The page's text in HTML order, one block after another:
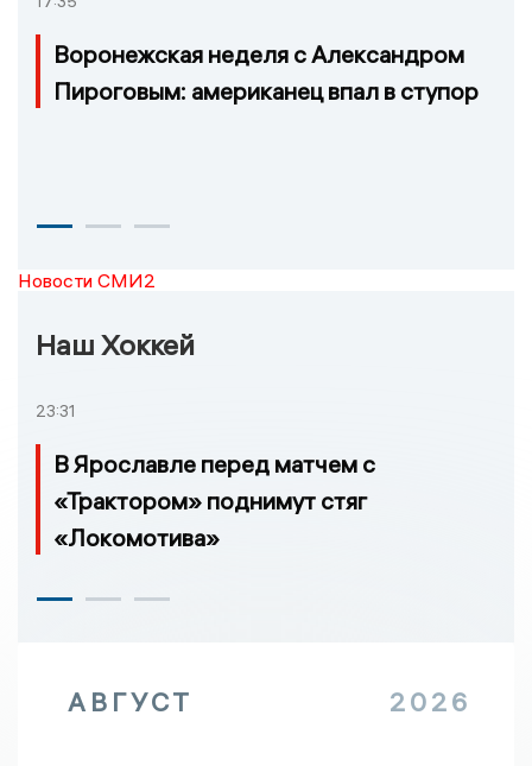
Воронежская неделя с Александром
Пироговым: американец впал в ступор
Новости СМИ2
Наш Хоккей
23:31
В Ярославле перед матчем с
«Трактором» поднимут стяг
«Локомотива»
АВГУСТ 2026